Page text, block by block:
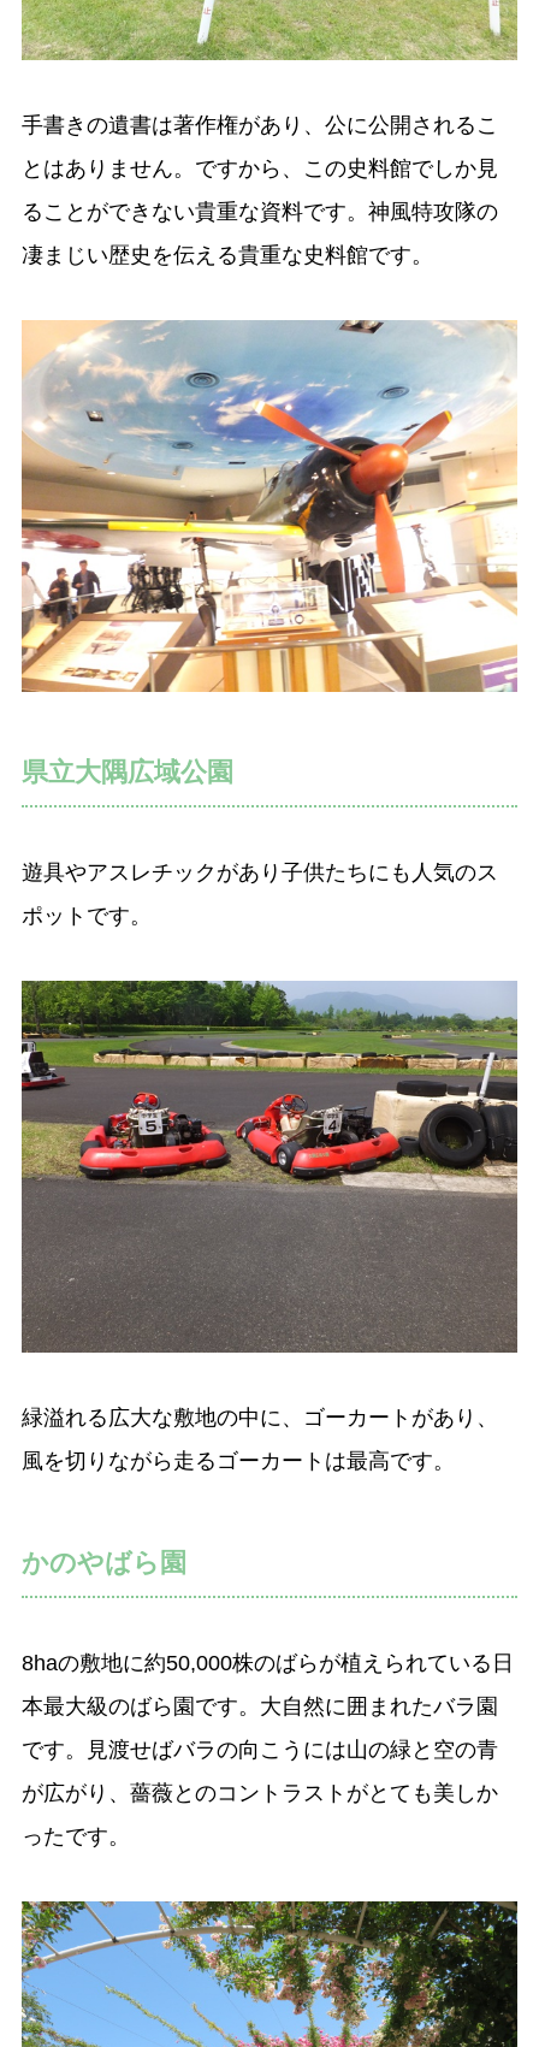
手書きの遺書は著作権があり、公に公開されるこ
とはありません。ですから、この史料館でしか見
ることができない貴重な資料です。神風特攻隊の
凄まじい歴史を伝える貴重な史料館です。
県立大隅広域公園
遊具やアスレチックがあり子供たちにも人気のス
ポットです。
緑溢れる広大な敷地の中に、ゴーカートがあり、
風を切りながら走るゴーカートは最高です。
かのやばら園
8haの敷地に約50,000株のばらが植えられている日
本最大級のばら園です。大自然に囲まれたバラ園
です。見渡せばバラの向こうには山の緑と空の青
が広がり、薔薇とのコントラストがとても美しか
ったです。